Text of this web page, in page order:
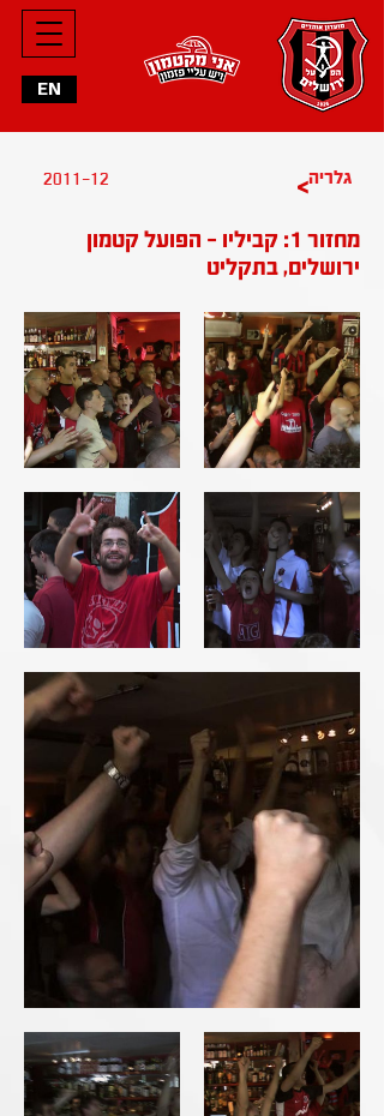
EN
2011-12 >גלריה
מחזור 1: קביליו - הפועל קטמון
ירושלים, בתקליט